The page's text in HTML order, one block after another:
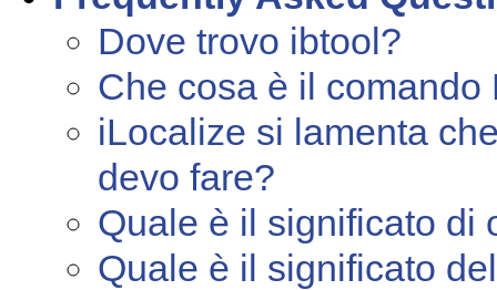
Dove trovo ibtool?
Che cosa è il comando
iLocalize si lamenta
devo fare?
Quale è il significato di
Quale è il significato